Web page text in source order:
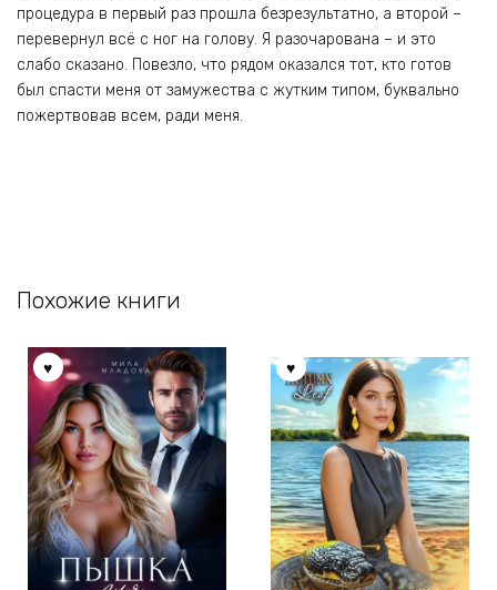
процедура в первый раз прошла безрезультатно, а второй –
перевернул всё с ног на голову. Я разочарована – и это
слабо сказано. Повезло, что рядом оказался тот, кто готов
был спасти меня от замужества с жутким типом, буквально
пожертвовав всем, ради меня.
Похожие книги